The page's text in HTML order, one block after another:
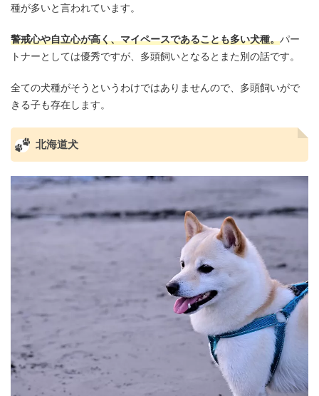
種が多いと言われています。
警戒心や自立心が高く、マイペースであることも多い犬種。パー
トナーとしては優秀ですが、多頭飼いとなるとまた別の話です。
全ての犬種がそうというわけではありませんので、多頭飼いがで
きる子も存在します。
北海道犬